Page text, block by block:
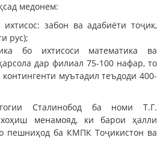
медонем:
забон ва адабиёти тоҷик,
рус);
бо ихтисоси математика ва
дар филиал 75-100 нафар, то
муътадил теъдоди 400-
Сталинобод ба номи Т.Г.
менамояд, ки барои ҳалли
пешниҳод ба КМПК Тоҷикистон ва